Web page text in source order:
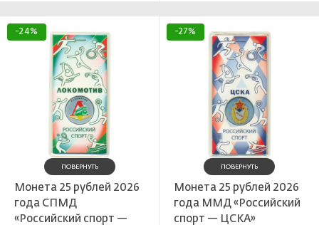
-24%
ПОВЕРНУТЬ
Монета 25 рублей 2026
года СПМД
«Российский спорт —
-27%
ПОВЕРНУТЬ
Монета 25 рублей 2026
года ММД «Российский
спорт — ЦСКА»